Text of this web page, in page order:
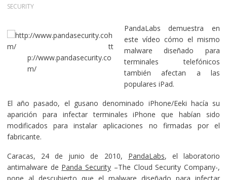
SECURITY
h
tt
p://www.pandasecurity.co
m/
PandaLabs demuestra en
este vídeo cómo el mismo
malware diseñado para
terminales telefónicos
también afectan a las
populares iPad.
El año pasado, el gusano denominado iPhone/Eeki hacía su
aparición para infectar terminales iPhone que habían sido
modificados para instalar aplicaciones no firmadas por el
fabricante.
Caracas, 24 de junio de 2010, PandaLabs, el laboratorio
antimalware de Panda Security –The Cloud Security Company-,